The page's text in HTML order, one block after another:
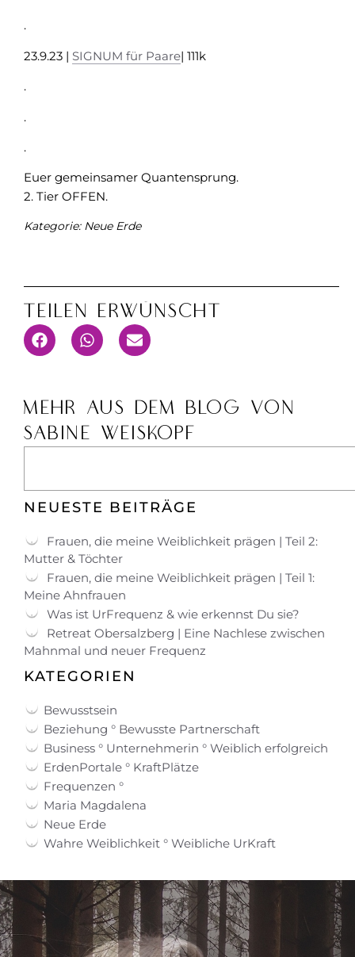
.
23.9.23 | SIGNUM für Paare| 111k
.
.
.
Euer gemeinsamer Quantensprung.
2. Tier OFFEN.
Kategorie: Neue Erde
Teilen Erwünscht
MEHR AUS DEM BLOG VON
SABINE WEISKOPF
NEUESTE BEITRÄGE
Frauen, die meine Weiblichkeit prägen | Teil 2:
Mutter & Töchter
Frauen, die meine Weiblichkeit prägen | Teil 1:
Meine Ahnfrauen
Was ist UrFrequenz & wie erkennst Du sie?
Retreat Obersalzberg | Eine Nachlese zwischen
Mahnmal und neuer Frequenz
KATEGORIEN
Bewusstsein
Beziehung ° Bewusste Partnerschaft
Business ° Unternehmerin ° Weiblich erfolgreich
ErdenPortale ° KraftPlätze
Frequenzen °
Maria Magdalena
Neue Erde
Wahre Weiblichkeit ° Weibliche UrKraft